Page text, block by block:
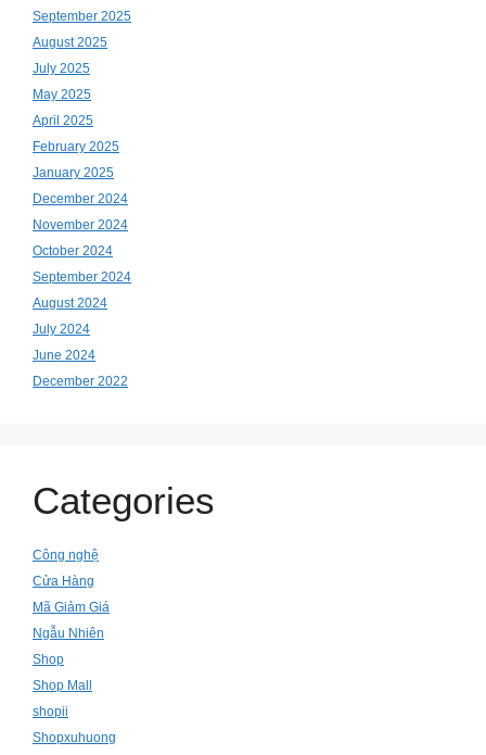
September 2025
August 2025
July 2025
May 2025
April 2025
February 2025
January 2025
December 2024
November 2024
October 2024
September 2024
August 2024
July 2024
June 2024
December 2022
Categories
Công nghệ
Cửa Hàng
Mã Giảm Giá
Ngẫu Nhiên
Shop
Shop Mall
shopii
Shopxuhuong